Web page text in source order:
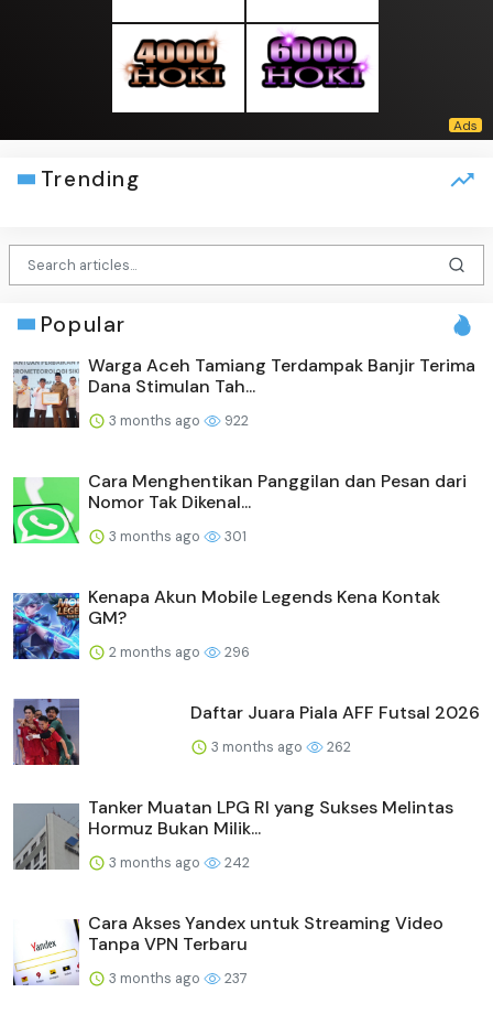
Trending
Popular
Warga Aceh Tamiang Terdampak Banjir Terima
Dana Stimulan Tah...
3 months ago 922
Cara Menghentikan Panggilan dan Pesan dari
Nomor Tak Dikenal...
3 months ago 301
Kenapa Akun Mobile Legends Kena Kontak
GM?
2 months ago 296
Daftar Juara Piala AFF Futsal 2026
3 months ago 262
Tanker Muatan LPG RI yang Sukses Melintas
Hormuz Bukan Milik...
3 months ago 242
Cara Akses Yandex untuk Streaming Video
Tanpa VPN Terbaru
3 months ago 237